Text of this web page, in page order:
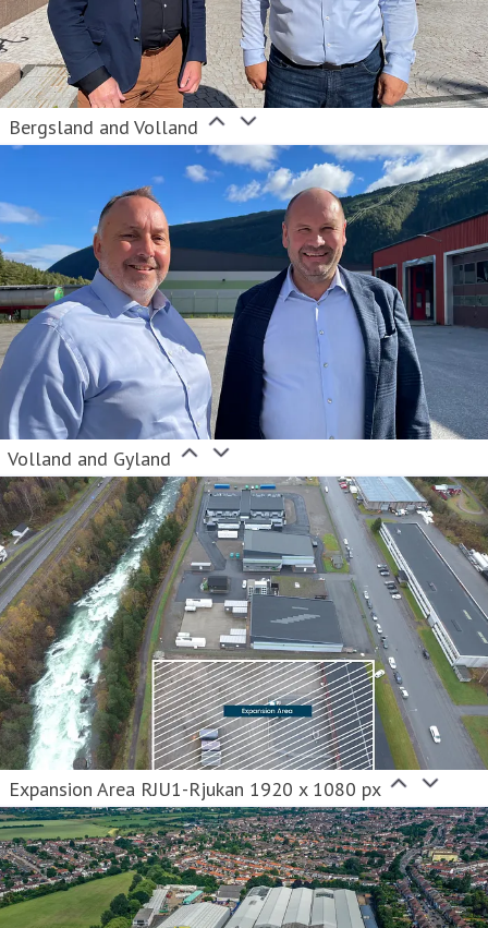
Bergsland and Volland
Volland and Gyland
Expansion Area RJU1-Rjukan 1920 x 1080 px